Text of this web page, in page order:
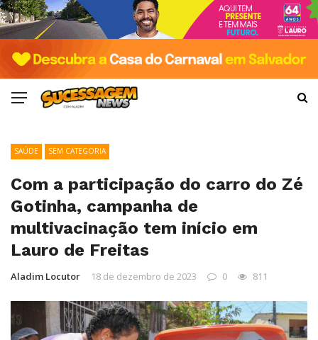
SAÚDE SEM CATEGORIA
Com a participação do carro do Zé
Gotinha, campanha de
multivacinação tem início em
Lauro de Freitas
Aladim Locutor 18 de dezembro de 2023 0 811